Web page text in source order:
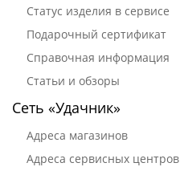
Статус изделия в сервисе
Подарочный сертификат
Справочная информация
Статьи и обзоры
Сеть «Удачник»
Адреса магазинов
Адреса сервисных центров